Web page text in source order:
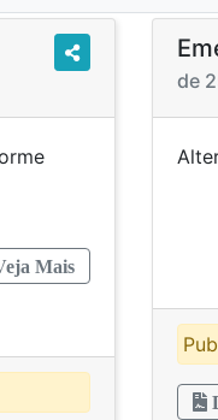
Mais
de